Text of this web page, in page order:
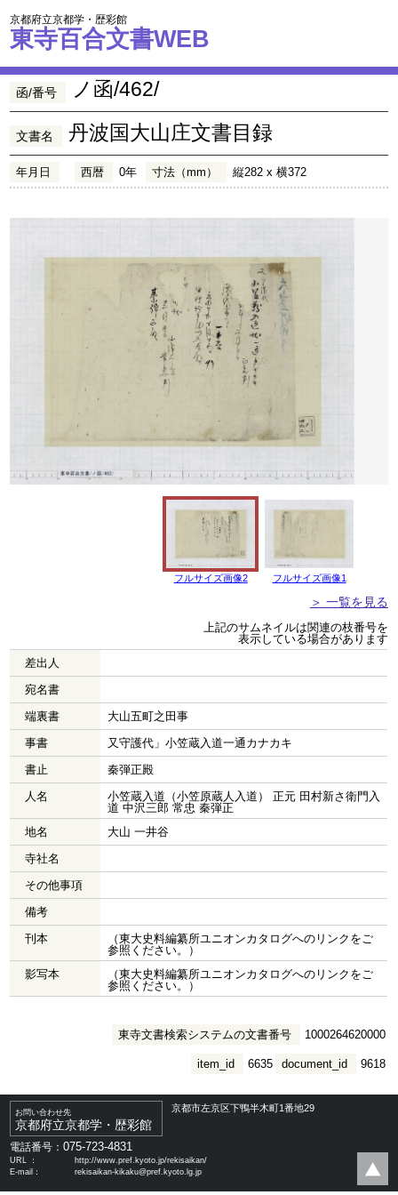
京都府立京都学・歴彩館
東寺百合文書WEB
函/番号 ノ函/462/
文書名 丹波国大山庄文書目録
年月日 西暦 0年 寸法（mm） 縦282 x 横372
フルサイズ画像2 フルサイズ画像1
＞ 一覧を見る
上記のサムネイルは関連の枝番号を
表示している場合があります
差出人
宛名書
端裏書
大山五町之田事
事書
又守護代」小笠蔵入道一通カナカキ
書止
秦弾正殿
人名
小笠蔵入道（小笠原蔵人入道） 正元 田村新さ衛門入
道 中沢三郎 常忠 秦弾正
地名
大山 一井谷
寺社名
その他事項
備考
刊本
（東大史料編纂所ユニオンカタログへのリンクをご
参照ください。）
影写本
（東大史料編纂所ユニオンカタログへのリンクをご
参照ください。）
東寺文書検索システムの文書番号 1000264620000
document_id 9618
item_id 6635
お問い合わせ先
京都府立京都学・歴彩館
京都市左京区下鴨半木町1番地29
電話番号：075-723-4831
URL ：
http://www.pref.kyoto.jp/rekisaikan/
E-mail：
rekisaikan-kikaku@pref.kyoto.lg.jp